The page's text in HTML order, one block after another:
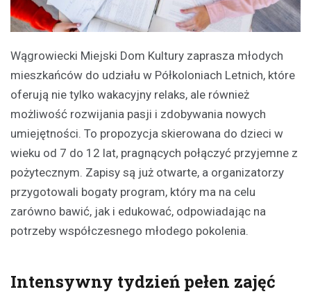
Wągrowiecki Miejski Dom Kultury zaprasza młodych
mieszkańców do udziału w Półkoloniach Letnich, które
oferują nie tylko wakacyjny relaks, ale również
możliwość rozwijania pasji i zdobywania nowych
umiejętności. To propozycja skierowana do dzieci w
wieku od 7 do 12 lat, pragnących połączyć przyjemne z
pożytecznym. Zapisy są już otwarte, a organizatorzy
przygotowali bogaty program, który ma na celu
zarówno bawić, jak i edukować, odpowiadając na
potrzeby współczesnego młodego pokolenia.
Intensywny tydzień pełen zajęć